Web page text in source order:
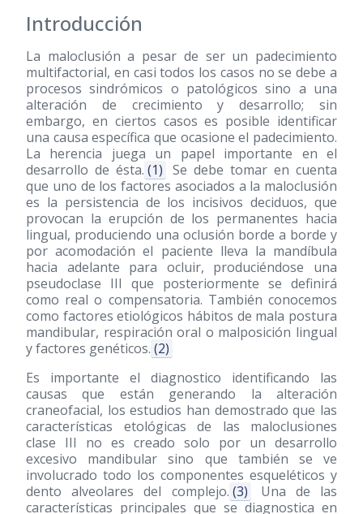
Introducción
La maloclusión a pesar de ser un padecimiento
multifactorial, en casi todos los casos no se debe a
procesos sindrómicos o patológicos sino a una
alteración de crecimiento y desarrollo; sin
embargo, en ciertos casos es posible identificar
una causa específica que ocasione el padecimiento.
La herencia juega un papel importante en el
desarrollo de ésta. (1) Se debe tomar en cuenta
que uno de los factores asociados a la maloclusión
es la persistencia de los incisivos deciduos, que
provocan la erupción de los permanentes hacia
lingual, produciendo una oclusión borde a borde y
por acomodación el paciente lleva la mandíbula
hacia adelante para ocluir, produciéndose una
pseudoclase III que posteriormente se definirá
como real o compensatoria. También conocemos
como factores etiológicos hábitos de mala postura
mandibular, respiración oral o malposición lingual
y factores genéticos. (2)
Es importante el diagnostico identificando las
causas que están generando la alteración
craneofacial, los estudios han demostrado que las
características etológicas de las maloclusiones
clase III no es creado solo por un desarrollo
excesivo mandibular sino que también se ve
involucrado todo los componentes esqueléticos y
dento alveolares del complejo. (3)
Una de las
características principales que se diagnostica en